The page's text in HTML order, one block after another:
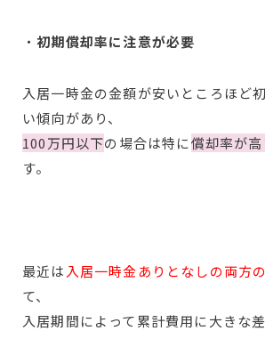
・ 初期償却率に注意が必要
入居一時金の金額が安いところほど
い傾向があり、
100万円以下の場合は特に償却率が高
す。
最近は 入居一時金ありとなしの両方
て、
入居期間によって累計費用に大きな